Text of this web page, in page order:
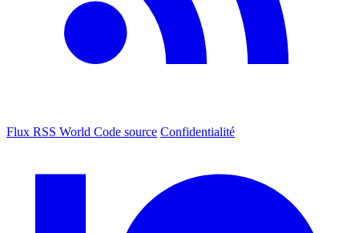
Flux RSS World Code source Confidentialité